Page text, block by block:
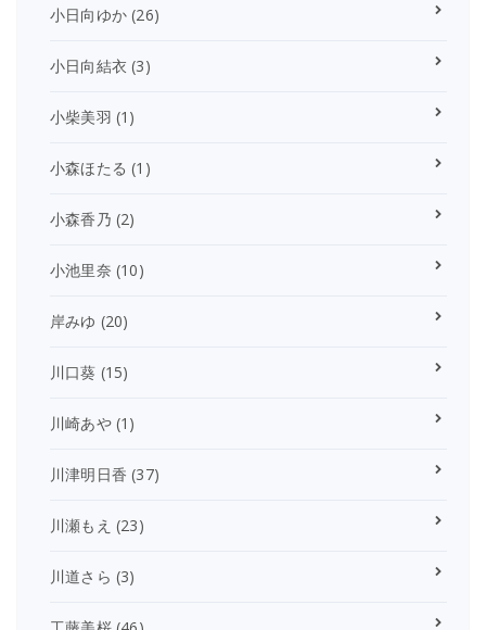
小日向ゆか (26)
小日向結衣 (3)
小柴美羽 (1)
小森ほたる (1)
小森香乃 (2)
小池里奈 (10)
岸みゆ (20)
川口葵 (15)
川崎あや(1)
川津明日香 (37)
川瀬もえ (23)
川道さら (3)